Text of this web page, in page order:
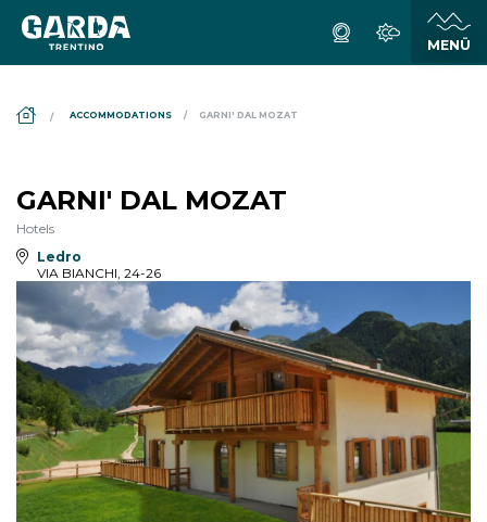
ACCOMMODATIONS GARNI' DAL MOZAT
GARNI' DAL MOZAT
Hotels
Ledro
VIA BIANCHI, 24-26